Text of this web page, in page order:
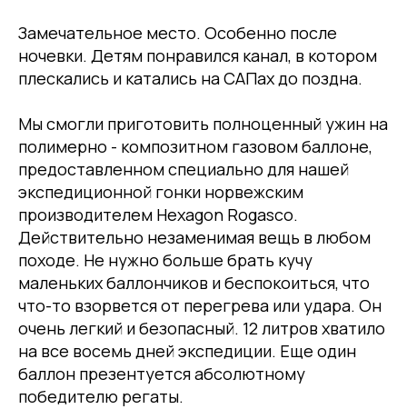
Замечательное место. Особенно после
ночевки. Детям понравился канал, в котором
плескались и катались на САПах до поздна.
Мы смогли приготовить полноценный ужин на
полимерно - композитном газовом баллоне,
предоставленном специально для нашей
экспедиционной гонки норвежским
производителем Hexagon Rogasco.
Действительно незаменимая вещь в любом
походе. Не нужно больше брать кучу
маленьких баллончиков и беспокоиться, что
что-то взорвется от перегрева или удара. Он
очень легкий и безопасный. 12 литров хватило
на все восемь дней экспедиции. Еще один
баллон презентуется абсолютному
победителю регаты.